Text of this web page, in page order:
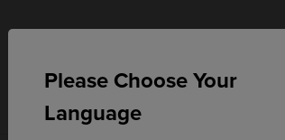
Please Choose Your
Language